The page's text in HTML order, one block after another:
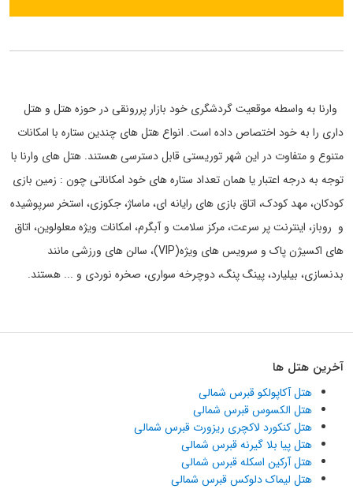
وارنا به واسطه موقعیت گردشگری خود بازار پررونقی در حوزه هتل و هتل
داری را به خود اختصاص داده است. انواع هتل های چندین ستاره با امکانات
متنوع و متفاوت در این شهر توریستی قابل دسترسی هستند. هتل های وارنا با
توجه به درجه اعتبار یا همان تعداد ستاره های خود امکاناتی چون : زمین بازی
کودکان، مهد کودک، اتاق بازی های رایانه ای، ماساژ، جکوزی، استخر سرپوشیده
و روباز، اینترنت پر سرعت، مرکز سلامت و آبگرم، امکانات ویژه معلولوین، اتاق
های اکسیژن پاک و سرویس های ویژه(VIP)، سالن های ورزشی مانند
بدنسازی، بیلیارد، پینگ پنگ، دوچرخه سواری، صخره نوردی و ... هستند.
آخرین هتل ها
هتل آکاپولکو قبرس شمالی
هتل الکسوس قبرس شمالی
هتل کنکورد لاکچری ریزورت قبرس شمالی
هتل پیا بلا گیرنه قبرس شمالی
هتل آرکین اسکله قبرس شمالی
هتل لیماک دلوکس قبرس شمالی